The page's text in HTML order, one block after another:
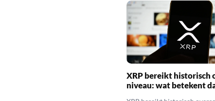
XRP bereikt historisch
niveau: wat betekent